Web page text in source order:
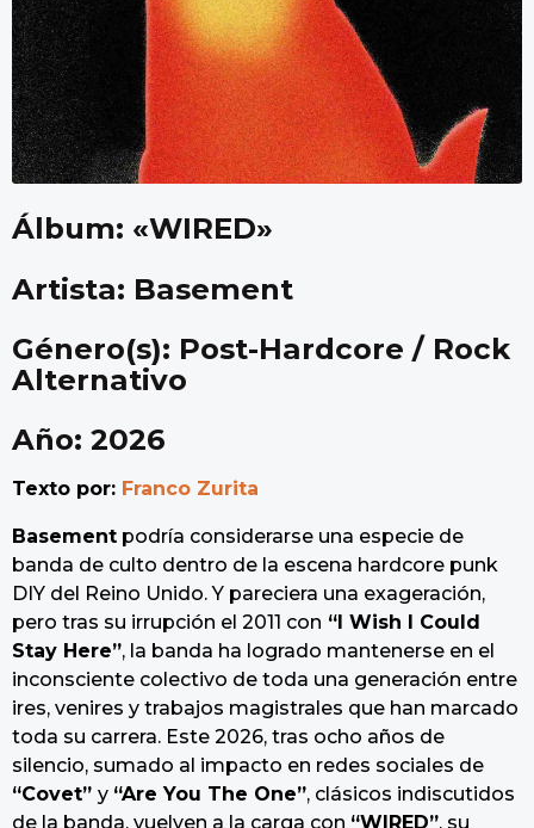
Álbum: «WIRED»
Artista: Basement
Género(s): Post-Hardcore / Rock
Alternativo
Año: 2026
Texto por: Franco Zurita
Basement podría considerarse una especie de
banda de culto dentro de la escena hardcore punk
DIY del Reino Unido. Y pareciera una exageración,
pero tras su irrupción el 2011 con “I Wish I Could
Stay Here”, la banda ha logrado mantenerse en el
inconsciente colectivo de toda una generación entre
ires, venires y trabajos magistrales que han marcado
toda su carrera. Este 2026, tras ocho años de
silencio, sumado al impacto en redes sociales de
“Covet” y “Are You The One”, clásicos indiscutidos
de la banda, vuelven a la carga con “WIRED”, su